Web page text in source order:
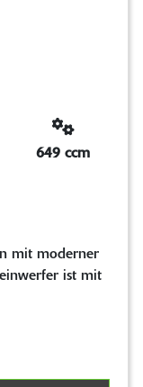
649 ccm
mit moderner
ist mit